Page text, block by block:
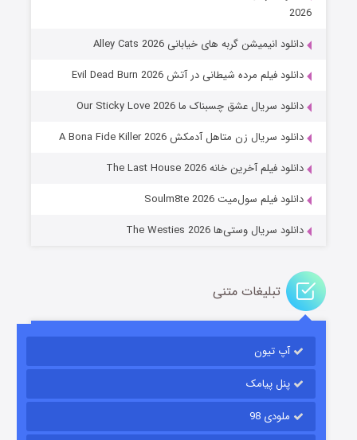
عملیات آپارتمان
قسمت۲ (زیرنویس) منتشر شد
مردگان متحرک: شهر مرده ۳
2026
دانلود انیمیشن گربه های خیابانی Alley Cats 2026
دانلود فیلم مرده شیطانی در آتش Evil Dead Burn 2026
دانلود سریال عشق چسبناک ما Our Sticky Love 2026
دانلود سریال زن متاهل آدمکش A Bona Fide Killer 2026
دانلود فیلم آخرین خانه The Last House 2026
دانلود فیلم سول‌میت Soulm8te 2026
دانلود سریال وستی‌ها The Westies 2026
تبلیغات متنی
آپ تیون
پنل پیامک
ملودی 98